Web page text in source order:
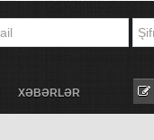
XƏBƏRLƏR